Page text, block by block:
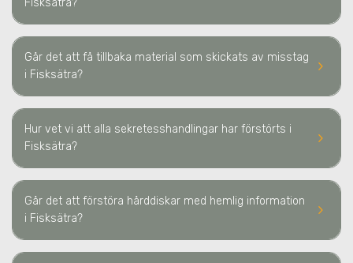
Fisksätra ?
keyboard_arrow_right
Går det att få tillbaka material som skickats av misstag
i Fisksätra?
keyboard_arrow_right
Hur vet vi att alla sekretesshandlingar har förstörts i
Fisksätra?
keyboard_arrow_right
Går det att förstöra hårddiskar med hemlig information
i Fisksätra?